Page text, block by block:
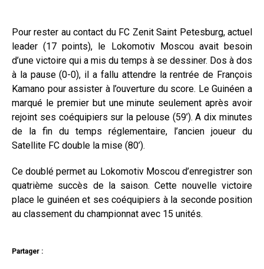
Pour rester au contact du FC Zenit Saint Petesburg, actuel
leader (17 points), le Lokomotiv Moscou avait besoin
d’une victoire qui a mis du temps à se dessiner. Dos à dos
à la pause (0-0), il a fallu attendre la rentrée de François
Kamano pour assister à l’ouverture du score. Le Guinéen a
marqué le premier but une minute seulement après avoir
rejoint ses coéquipiers sur la pelouse (59’). A dix minutes
de la fin du temps réglementaire, l’ancien joueur du
Satellite FC double la mise (80’).
Ce doublé permet au Lokomotiv Moscou d’enregistrer son
quatrième succès de la saison. Cette nouvelle victoire
place le guinéen et ses coéquipiers à la seconde position
au classement du championnat avec 15 unités.
Partager :